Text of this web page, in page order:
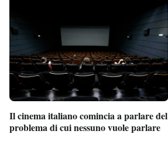
Il cinema italiano comincia a parlare del
problema di cui nessuno vuole parlare